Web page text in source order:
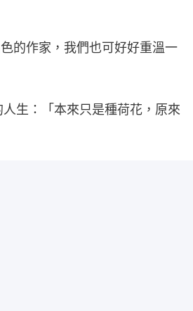
的作家，我們也可好好重溫一
生：「本來只是種荷花，原來